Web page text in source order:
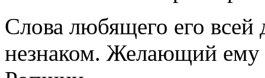
Слова любящего его
незнаком. Желающий